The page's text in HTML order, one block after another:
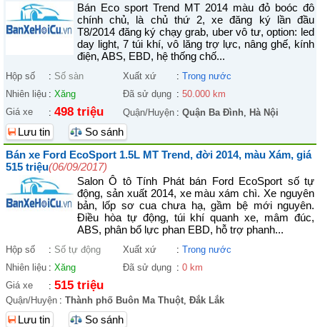
Bán Eco sport Trend MT 2014 màu đỏ boóc đô
chính chủ, là chủ thứ 2, xe đăng ký lần đầu
T8/2014 đăng ký chạy grab, uber vô tư, option: led
day light, 7 túi khí, vô lăng trợ lực, nâng ghế, kính
điện, ABS, EBD, hệ thống chố...
Hộp số : Số sàn Xuất xứ : Trong nước
Nhiên liệu : Xăng Đã sử dụng : 50.000 km
Giá xe
: 498 triệu Quận/Huyện : Quận Ba Đình, Hà Nội
Lưu tin
So sánh
Bán xe Ford EcoSport 1.5L MT Trend, đời 2014, màu Xám, giá
515 triệu(06/09/2017)
Salon Ô tô Tính Phát bán Ford EcoSport số tự
động, sản xuất 2014, xe màu xám chì. Xe nguyên
bản, lốp sơ cua chưa hạ, gầm bệ mới nguyên.
Điều hòa tự động, túi khí quanh xe, mâm đúc,
ABS, phân bổ lực phan EBD, hỗ trợ phanh...
Hộp số : Số tự động Xuất xứ : Trong nước
Nhiên liệu : Xăng Đã sử dụng : 0 km
Giá xe
: 515 triệu
Quận/Huyện : Thành phố Buôn Ma Thuột, Đắk Lắk
Lưu tin
So sánh